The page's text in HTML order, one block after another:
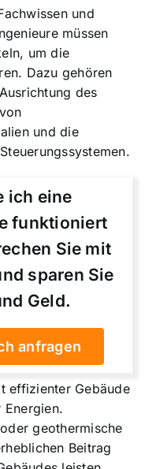
und
müssen
um die
Dazu gehören
des
und die
ich eine
funktioniert
Sie mit
sparen Sie
Geld.
anfragen
effizienter Gebäude
Energien.
geothermische
Beitrag